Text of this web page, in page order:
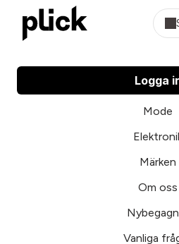
Logga
Mode
Märken
Om oss
Vanliga